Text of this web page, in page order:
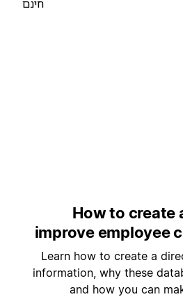
How to
improve
Learn how to create
information, why these
and how you